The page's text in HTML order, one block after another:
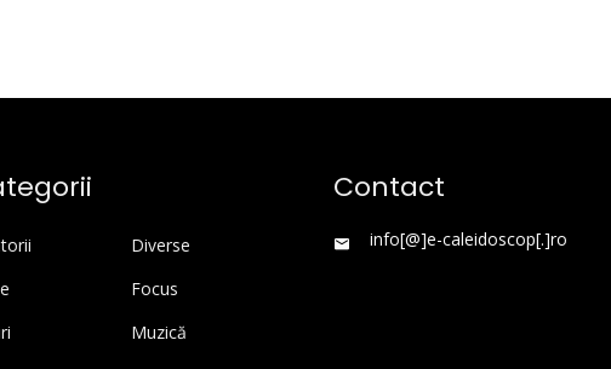
Diverse
Focus
Muzică
Contact
info[@]e-caleidoscop[.]ro